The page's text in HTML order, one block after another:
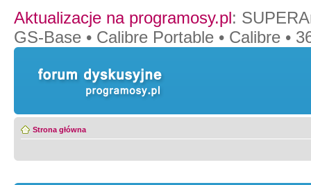
Aktualizacje na programosy.pl:
GS-Base • Calibre Portable • Calibre •
Strona główna